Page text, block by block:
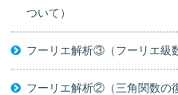
ついて）
フーリエ解析③（フーリエ級
フーリエ解析②（三角関数の